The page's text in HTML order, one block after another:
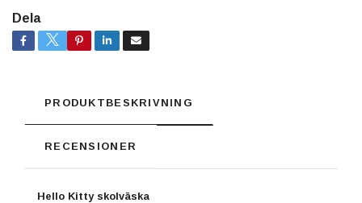
Dela
PRODUKTBESKRIVNING
RECENSIONER
Hello Kitty skolväska